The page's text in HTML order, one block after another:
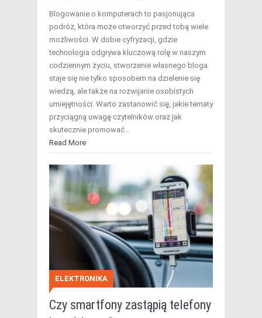
Blogowanie o komputerach to pasjonująca
podróż, która może otworzyć przed tobą wiele
możliwości. W dobie cyfryzacji, gdzie
technologia odgrywa kluczową rolę w naszym
codziennym życiu, stworzenie własnego bloga
staje się nie tylko sposobem na dzielenie się
wiedzą, ale także na rozwijanie osobistych
umiejętności. Warto zastanowić się, jakie tematy
przyciągną uwagę czytelników oraz jak
skutecznie promować…
Read More
ELEKTRONIKA
Czy smartfony zastąpią telefony